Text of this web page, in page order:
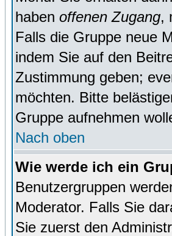
haben offenen Zugang,
Falls die Gruppe neue
indem Sie auf den
Zustimmung geben;
möchten. Bitte
Gruppe aufnehmen
Nach oben
Wie werde ich ein
Benutzergruppen
Moderator. Falls Sie
Sie zuerst den